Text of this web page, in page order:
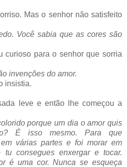
Mas o senhor não satisfeito
Você sabia que as cores são
curioso para o senhor que sorria
invenções do amor.
insistia.
leve e então lhe começou a
porque um dia o amor quis
É isso mesmo. Para que
várias partes e foi morar em
consegues enxergar e tocar.
é uma cor. Nunca se esqueça